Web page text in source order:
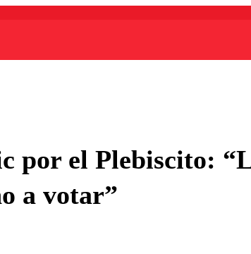
por el Plebiscito:
a votar”